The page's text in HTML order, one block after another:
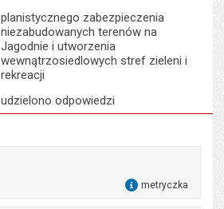
planistycznego zabezpieczenia
niezabudowanych terenów na
Jagodnie i utworzenia
wewnątrzosiedlowych stref zieleni i
rekreacji
udzielono odpowiedzi
metryczka